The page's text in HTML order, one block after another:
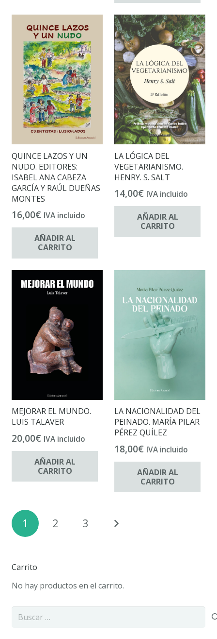
QUINCE LAZOS Y UN
NUDO. EDITORES:
ISABEL ANA CABEZA
GARCÍA Y RAÚL DUEÑAS
MONTES
16,00€ IVA incluido
AÑADIR AL
CARRITO
LA LÓGICA DEL
VEGETARIANISMO.
HENRY. S. SALT
14,00€ IVA incluido
AÑADIR AL
CARRITO
MEJORAR EL MUNDO.
LUIS TALAVER
20,00€ IVA incluido
AÑADIR AL
CARRITO
LA NACIONALIDAD DEL
PEINADO. MARÍA PILAR
PÉREZ QUÍLEZ
18,00€ IVA incluido
AÑADIR AL
CARRITO
Paginación
de
entradas
1 2 3
Carrito
No hay productos en el carrito.
Buscar: